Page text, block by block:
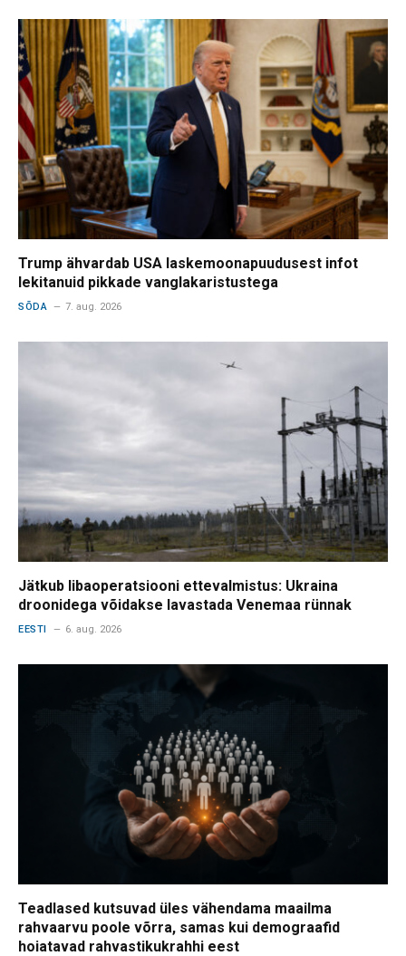
Trump ähvardab USA laskemoonapuudusest infot
lekitanuid pikkade vanglakaristustega
SÕDA 7. aug. 2026
Jätkub libaoperatsiooni ettevalmistus: Ukraina
droonidega võidakse lavastada Venemaa rünnak
EESTI 6. aug. 2026
Teadlased kutsuvad üles vähendama maailma
rahvaarvu poole võrra, samas kui demograafid
hoiatavad rahvastikukrahhi eest